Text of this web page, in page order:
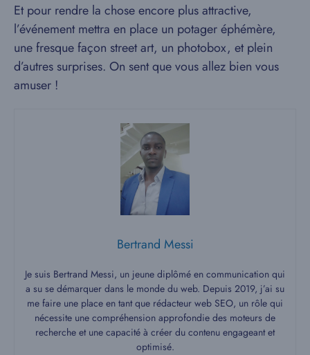
Et pour rendre la chose encore plus attractive,
l’événement mettra en place un potager éphémère,
une fresque façon street art, un photobox, et plein
d’autres surprises. On sent que vous allez bien vous
amuser !
Bertrand Messi
Je suis Bertrand Messi, un jeune diplômé en communication qui
a su se démarquer dans le monde du web. Depuis 2019, j’ai su
me faire une place en tant que rédacteur web SEO, un rôle qui
nécessite une compréhension approfondie des moteurs de
recherche et une capacité à créer du contenu engageant et
optimisé.